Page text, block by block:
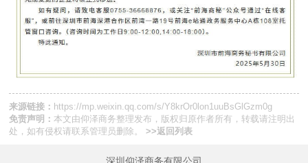
来源链接： https://mp.weixin.qq.com/s/Y8krOr0lon1uuBsGlGzm0g
免责声明：本文由仰泽商务整理发布，版权归原作者所有，转载请注明出
处，如有侵权请联系管理员删除。>>返回列表
深圳仰泽商务有限公司